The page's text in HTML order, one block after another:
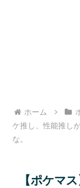
ホーム
ケ推し、性能推し
な。
【ポケマ